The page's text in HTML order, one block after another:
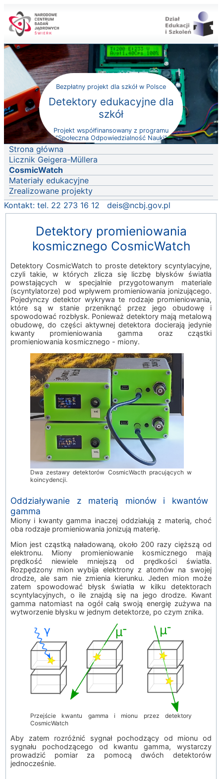
Bezpłatny projekt dla szkół w Polsce
Detektory edukacyjne dla
szkół
Projekt współfinansowany z programu
"Społeczna Odpowiedzialność Nauki"
Strona główna
Licznik Geigera-Müllera
Cosmic­Watch
Materiały edukacyjne
Zrealizowane projekty
Kontakt: tel. 22 273 16 12 deis@ncbj.gov.pl
Detektory promieniowania
kosmicznego CosmicWatch
Detektory CosmicWatch to proste detektory scyntylacyjne,
czyli takie, w których zlicza się liczbę błysków światła
powstających w specjalnie przygotowanym materiale
(scyntylatorze) pod wpływem promieniowania jonizującego.
Pojedynczy detektor wykrywa te rodzaje promieniowania,
które są w stanie przeniknąć przez jego obudowę i
spowodować rozbłysk. Ponieważ detektory mają metalową
obudowę, do części aktywnej detektora docierają jedynie
kwanty promieniowania gamma oraz cząstki
promieniowania kosmicznego - miony.
Dwa zestawy detektorów CosmicWacth pracujących w
koincydencji.
Oddziaływanie z materią mionów i kwantów
gamma
Miony i kwanty gamma inaczej oddziałują z materią, choć
oba rodzaje promieniowania jonizują materię.
Mion jest cząstką naładowaną, około 200 razy cięższą od
elektronu. Miony promieniowanie kosmicznego mają
prędkość niewiele mniejszą od prędkości światła.
Rozpędzony mion wybija elektrony z atomów na swojej
drodze, ale sam nie zmienia kierunku. Jeden mion może
zatem spowodować błysk światła w kilku detektorach
scyntylacyjnych, o ile znajdą się na jego drodze. Kwant
gamma natomiast na ogół całą swoją energię zużywa na
wytworzenie błysku w jednym detektorze, po czym znika.
Przejście kwantu gamma i mionu przez detektory
CosmicWatch
Aby zatem rozróżnić sygnał pochodzący od mionu od
sygnału pochodzącego od kwantu gamma, wystarczy
prowadzić pomiar za pomocą dwóch detektorów
jednocześnie.